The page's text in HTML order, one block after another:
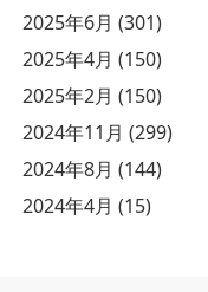
2025年6月 (301)
2025年4月 (150)
2025年2月 (150)
2024年11月 (299)
2024年8月 (144)
2024年4月 (15)